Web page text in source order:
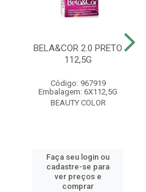
BELA&COR 2.0 PRETO
112,5G
Código: 967919
Embalagem: 6X112,5G
BEAUTY COLOR
Faça seu login ou
cadastre-se para
ver preços e
comprar